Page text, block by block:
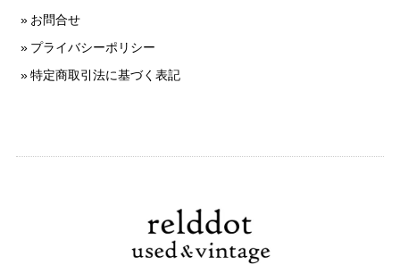
お問合せ
プライバシーポリシー
特定商取引法に基づく表記